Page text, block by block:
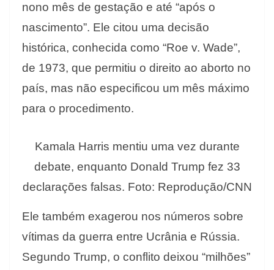
nono mês de gestação e até “após o
nascimento”. Ele citou uma decisão
histórica, conhecida como “Roe v. Wade”,
de 1973, que permitiu o direito ao aborto no
país, mas não especificou um mês máximo
para o procedimento.
Kamala Harris mentiu uma vez durante
debate, enquanto Donald Trump fez 33
declarações falsas. Foto: Reprodução/CNN
Ele também exagerou nos números sobre
vítimas da guerra entre Ucrânia e Rússia.
Segundo Trump, o conflito deixou “milhões”